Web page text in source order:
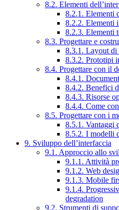
8.2. Elementi
8.2.1. Elementi
8.2.2. Elementi
8.2.3. Elementi
8.3. Progettare e
8.3.1. Layout di
8.3.2. Prototipi
8.4. Progettare con il
8.4.1.
8.4.2. Benefici
8.4.3. Risorse
8.4.4. Come
8.5. Progettare con i
8.5.1. Vantaggi
8.5.2. I modelli
9. Sviluppo dell’interfaccia
9.1. Approccio allo
9.1.1. Attività
9.1.2. Web
9.1.3. Mobile
9.1.4.
degradation
9.2. Strumenti di